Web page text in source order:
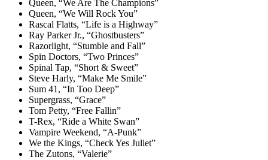
Queen, “We Are The Champions”
Queen, “We Will Rock You”
Rascal Flatts, “Life is a Highway”
Ray Parker Jr., “Ghostbusters”
Razorlight, “Stumble and Fall”
Spin Doctors, “Two Princes”
Spinal Tap, “Short & Sweet”
Steve Harly, “Make Me Smile”
Sum 41, “In Too Deep”
Supergrass, “Grace”
Tom Petty, “Free Fallin”
T-Rex, “Ride a White Swan”
Vampire Weekend, “A-Punk”
We the Kings, “Check Yes Juliet”
The Zutons, “Valerie”